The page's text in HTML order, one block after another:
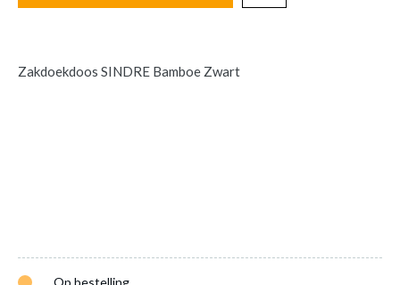
Zakdoekdoos SINDRE Bamboe Zwart